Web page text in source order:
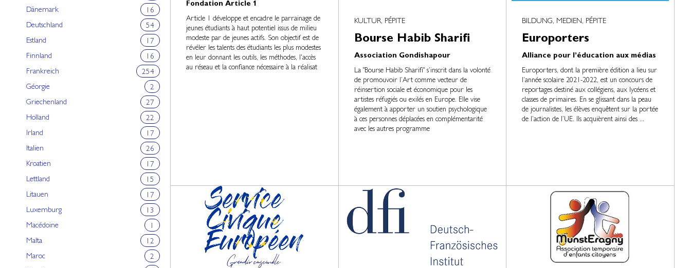
Dänemark
16
Deutschland
54
Estland
17
Finnland
16
Frankreich
254
Géorgie
2
Griechenland
27
Holland
22
Irland
17
Italien
26
Kroatien
17
Lettland
15
Litauen
17
Luxemburg
13
Macédoine
1
Malta
12
Maroc
2
Fondation Article 1
Article 1 développe et encadre le parrainage de
jeunes étudiants à haut potentiel issus de milieu
modeste par de jeunes actifs. Son objectif est de
révéler les talents des étudiants les plus modestes
en leur donnant les outils, les méthodes, l'accès
au réseau et la confiance nécessaire à la réalisat
KULTUR, PÉPITE
Bourse Habib Sharifi
Association Gondishapour
La "Bourse Habib Sharifi" s’inscrit dans la volonté
de promouvoir l’Art comme vecteur de
réinsertion sociale et économique pour les
artistes réfugiés ou exilés en Europe. Elle vise
également à apporter un soutien psychologique
à ces personnes déplacées en complémentarité
avec les autres programme
BILDUNG, MEDIEN, PÉPITE
Europorters
Alliance pour l’éducation aux médias
Europorters, dont la première édition a lieu sur
l’année scolaire 2021-2022, est un concours de
reportages destiné aux collégiens, aux lycéens et
classes de primaires. En se glissant dans la peau
de journalistes, les élèves enquêtent sur la portée
de l’action de l’UE. Ils acquièrent ainsi des ...